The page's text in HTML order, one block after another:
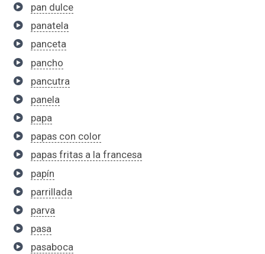
pan dulce
panatela
panceta
pancho
pancutra
panela
papa
papas con color
papas fritas a la francesa
papín
parrillada
parva
pasa
pasaboca